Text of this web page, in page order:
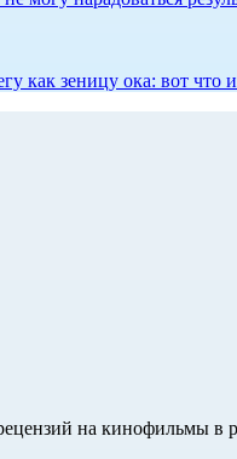
как зеницу ока: вот
на кинофильмы в